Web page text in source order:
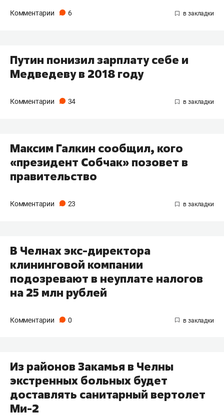
Комментарии 6
Путин понизил зарплату себе и
Медведеву в 2018 году
Комментарии 34
Максим Галкин сообщил, кого
«президент Собчак» позовет в
правительство
Комментарии 23
В Челнах экс-директора
клининговой компании
подозревают в неуплате налогов
на 25 млн рублей
Комментарии 0
Из районов Закамья в Челны
экстренных больных будет
доставлять санитарный вертолет
Ми-2